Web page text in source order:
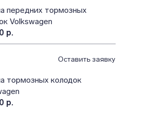
передних тормозных
Volkswagen
р.
Оставить заявку
тормозных колодок
р.